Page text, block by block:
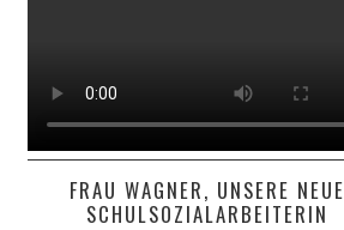
FRAU WAGNER, UNSERE NEUE
SCHULSOZIALARBEITERIN